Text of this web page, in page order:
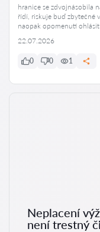
hranice se zdvojnásobila
řídí, riskuje buď zbytečné
naopak opomenutí
22.07.2026
0 0 1
Neplacení
není trestný